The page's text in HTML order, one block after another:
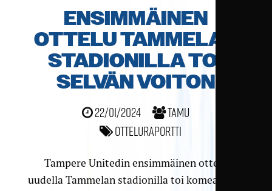
ENSIMMÄINEN
OTTELU TAMMELAN
STADIONILLA TOI
SELVÄN VOITON
22/01/2024
TamU
Otteluraportti
Tampere Unitedin ensimmäinen ottelu
uudella Tammelan stadionilla toi komean 4–1